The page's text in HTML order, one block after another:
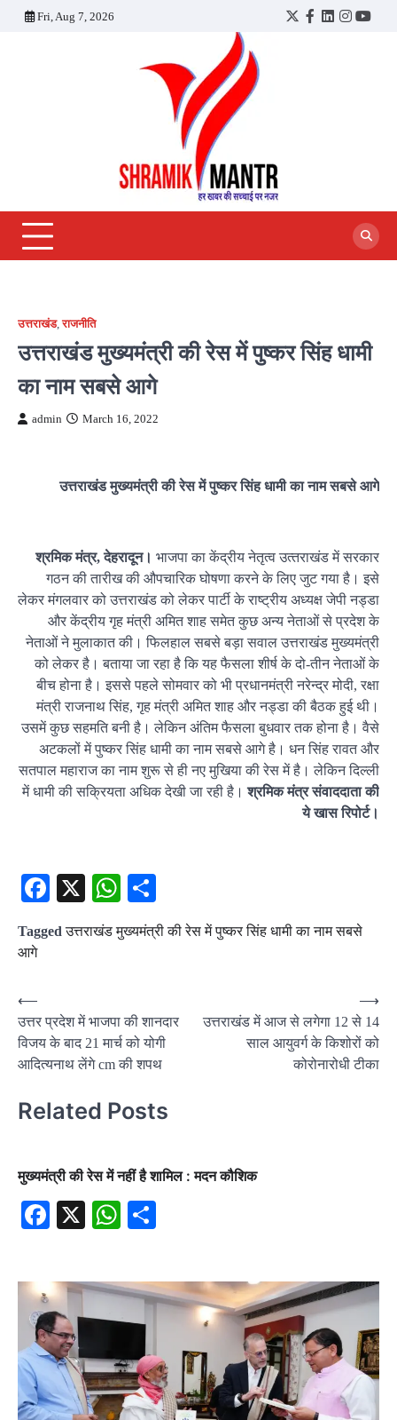
Fri, Aug 7, 2026
Twitter
Facebook
LinkedIn
उत्तराखंड,राजनीति
उत्तराखंड मुख्यमंत्री की रेस में पुष्कर सिंह‍ धामी
का नाम सबसे आगे
admin March 16, 2022
उत्तराखंड मुख्यमंत्री की रेस में पुष्कर सिंह‍ धामी का नाम सबसे आगे
श्रमिक मंत्र, देहरादून। भाजपा का केंद्रीय नेतृत्व उत्‍तराखंड में सरकार
गठन की तारीख की औपचारिक घोषणा करने के लिए जुट गया है। इसे
लेकर मंगलवार को उत्तराखंड को लेकर पार्टी के राष्ट्रीय अध्यक्ष जेपी नड्डा
और केंद्रीय गृह मंत्री अमित शाह समेत कुछ अन्य नेताओं से प्रदेश के
नेताओं ने मुलाकात की। फिलहाल सबसे बड़ा सवाल उत्तराखंड मुख्यमंत्री
को लेकर है। बताया जा रहा है कि यह फैसला शीर्ष के दो-तीन नेताओं के
बीच होना है। इससे पहले सोमवार को भी प्रधानमंत्री नरेन्द्र मोदी, रक्षा
मंत्री राजनाथ सिंह, गृह मंत्री अमित शाह और नड्डा की बैठक हुई थी।
उसमें कुछ सहमति बनी है। लेकिन अंतिम फैसला बुधवार तक होना है। वैसे
अटकलों में पुष्कर सिंह‍ धामी का नाम सबसे आगे है। धन सिंह रावत और
सतपाल महाराज का नाम शुरू से ही नए मुखिया की रेस में है। लेकिन दिल्‍ली
में धामी की सक्रियता अधिक देखी जा रही है।श्रमिक मंत्र संवाददाता की
ये खास रिपोर्ट।
Facebook
X WhatsApp
Taggedउत्तराखंड मुख्यमंत्री की रेस में पुष्कर सिंह‍ धामी का नाम सबसे
आगे
Post
navigation
⟵
उत्तर प्रदेश में भाजपा की शानदार
विजय के बाद 21 मार्च को योगी
आदित्यनाथ लेंगे cm की शपथ
उत्तराखंड में आज से लगेगा 12 से 14
साल आयुवर्ग के किशोरों को
कोरोनारोधी टीका
⟶
Related Posts
मुख्यमंत्री की रेस में नहीं है शामिल : मदन कौशिक
Facebook
X WhatsApp